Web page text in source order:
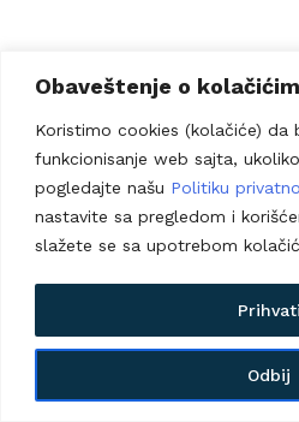
Obaveštenje o
Koristimo cookies (kolačiće) da
funkcionisanje web sajta,
pogledajte našu Politiku
nastavite sa pregledom i
slažete se sa upotrebom
Odbij
Prihvati